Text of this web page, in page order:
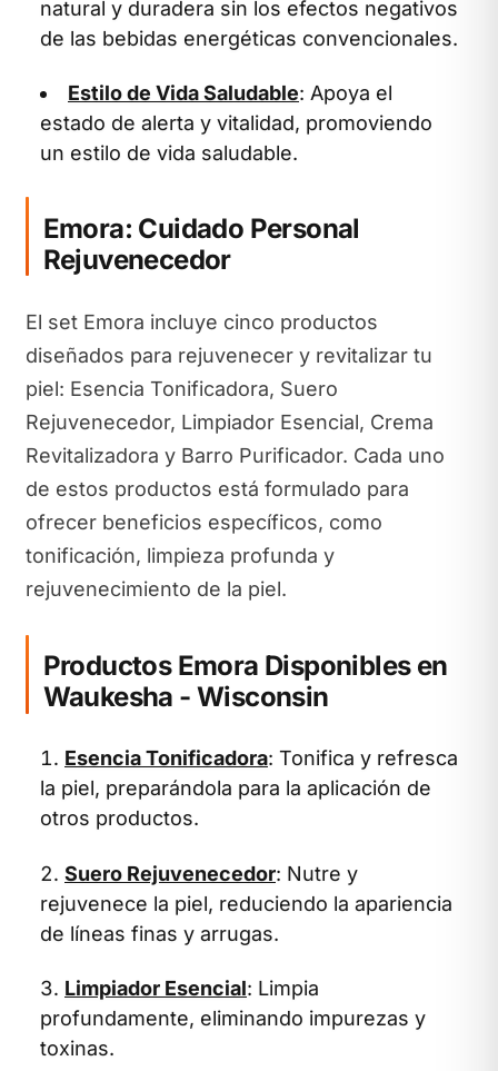
natural y duradera sin los efectos negativos
de las bebidas energéticas convencionales.
Estilo de Vida Saludable: Apoya el
estado de alerta y vitalidad, promoviendo
un estilo de vida saludable.
Emora: Cuidado Personal
Rejuvenecedor
El set Emora incluye cinco productos
diseñados para rejuvenecer y revitalizar tu
piel: Esencia Tonificadora, Suero
Rejuvenecedor, Limpiador Esencial, Crema
Revitalizadora y Barro Purificador. Cada uno
de estos productos está formulado para
ofrecer beneficios específicos, como
tonificación, limpieza profunda y
rejuvenecimiento de la piel.
Productos Emora Disponibles en
Waukesha - Wisconsin
Esencia Tonificadora: Tonifica y refresca
la piel, preparándola para la aplicación de
otros productos.
Suero Rejuvenecedor: Nutre y
rejuvenece la piel, reduciendo la apariencia
de líneas finas y arrugas.
Limpiador Esencial: Limpia
profundamente, eliminando impurezas y
toxinas.